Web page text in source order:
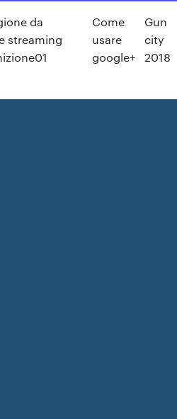
da
streaming
Come
usare
google+
Gun
city
2018